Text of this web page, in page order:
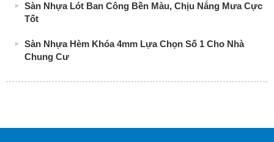
Sàn Nhựa Lót Ban Công Bền Màu, Chịu Nắng Mưa Cực
Tốt
Sàn Nhựa Hèm Khóa 4mm Lựa Chọn Số 1 Cho Nhà
Chung Cư